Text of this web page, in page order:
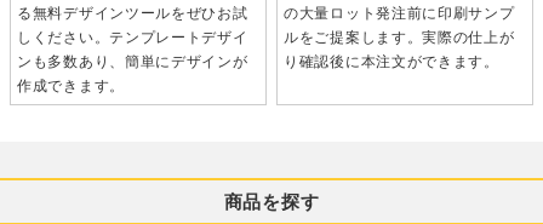
る無料デザインツールをぜひお試
しください。テンプレートデザイ
ンも多数あり、簡単にデザインが
作成できます。
の大量ロット発注前に印刷サンプ
ルをご提案します。実際の仕上が
り確認後に本注文ができます。
商品を探す